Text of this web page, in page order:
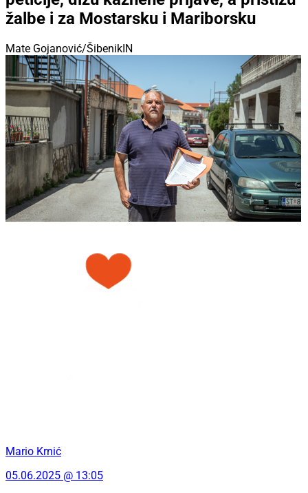
žalbe i za Mostarsku i Mariborsku
Mate Gojanović/ŠibenikIN
Mario Krnić
05.06.2025 @ 13:05